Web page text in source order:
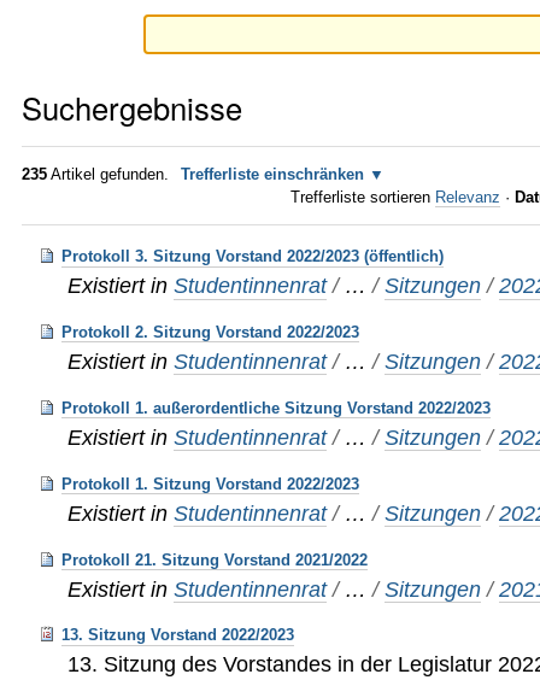
Suchergebnisse
235 Artikel gefunden.
Trefferliste einschränken
Trefferliste sortieren Relevanz ·
Protokoll 3. Sitzung Vorstand 2022/2023 (öffentlich)
Existiert in Studentinnenrat / …/Sitzungen /
Protokoll 2. Sitzung Vorstand 2022/2023
Existiert in Studentinnenrat / …/Sitzungen /
Protokoll 1. außerordentliche Sitzung Vorstand 2022/2023
Existiert in Studentinnenrat / …/Sitzungen /
Protokoll 1. Sitzung Vorstand 2022/2023
Existiert in Studentinnenrat / …/Sitzungen /
Protokoll 21. Sitzung Vorstand 2021/2022
Existiert in Studentinnenrat / …/Sitzungen /
13. Sitzung Vorstand 2022/2023
13. Sitzung des Vorstandes in der Legislatur